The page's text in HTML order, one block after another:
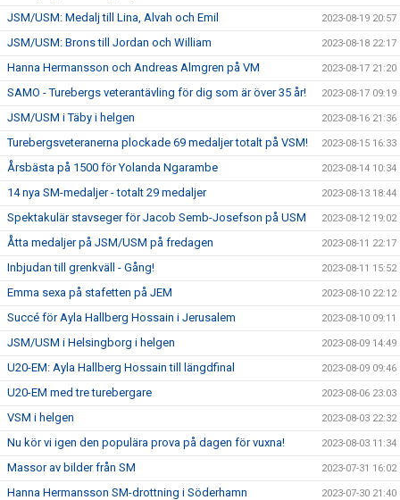
JSM/USM: Medalj till Lina, Alvah och Emil 2023-08-19 20:57
JSM/USM: Brons till Jordan och William 2023-08-18 22:17
Hanna Hermansson och Andreas Almgren på VM 2023-08-17 21:20
SAMO - Turebergs veterantävling för dig som är över 35 år! 2023-08-17 09:19
JSM/USM i Täby i helgen 2023-08-16 21:36
Turebergsveteranerna plockade 69 medaljer totalt på VSM! 2023-08-15 16:33
Årsbästa på 1500 för Yolanda Ngarambe 2023-08-14 10:34
14 nya SM-medaljer - totalt 29 medaljer 2023-08-13 18:44
Spektakulär stavseger för Jacob Semb-Josefson på USM 2023-08-12 19:02
Åtta medaljer på JSM/USM på fredagen 2023-08-11 22:17
Inbjudan till grenkväll - Gång! 2023-08-11 15:52
Emma sexa på stafetten på JEM 2023-08-10 22:12
Succé för Ayla Hallberg Hossain i Jerusalem 2023-08-10 09:11
JSM/USM i Helsingborg i helgen 2023-08-09 14:49
U20-EM: Ayla Hallberg Hossain till längdfinal 2023-08-09 09:46
U20-EM med tre turebergare 2023-08-06 23:03
VSM i helgen 2023-08-03 22:32
Nu kör vi igen den populära prova på dagen för vuxna! 2023-08-03 11:34
Massor av bilder från SM 2023-07-31 16:02
Hanna Hermansson SM-drottning i Söderhamn 2023-07-30 21:40